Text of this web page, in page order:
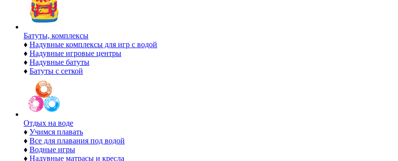
Батуты, комплексы
♦ Надувные комплексы для игр с водой
♦ Надувные игровые центры
♦ Надувные батуты
♦ Батуты с сеткой
Отдых на воде
♦ Учимся плавать
♦ Все для плавания под водой
♦ Водные игры
♦ Надувные матрасы и кресла